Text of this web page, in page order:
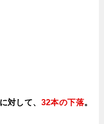
に対して、 32本の下落。